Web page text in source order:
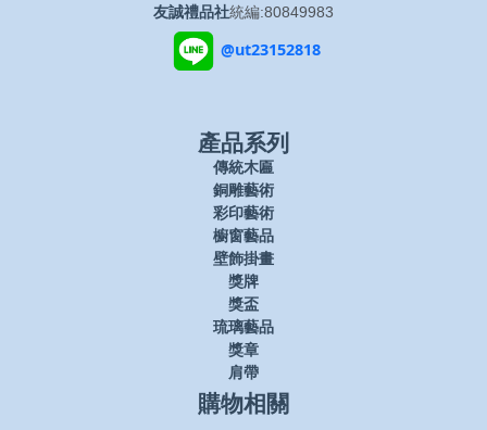
友誠禮品社統編:80849983
@ut23152818
產品系列
傳統木匾
銅雕藝術
彩印藝術
櫥窗藝品
壁飾掛畫
獎牌
獎盃
琉璃藝品
獎章
肩帶
購物相關